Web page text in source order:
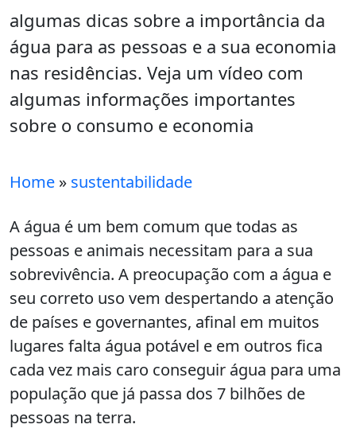
algumas dicas sobre a importância da
água para as pessoas e a sua economia
nas residências. Veja um vídeo com
algumas informações importantes
sobre o consumo e economia
Home » sustentabilidade
A água é um bem comum que todas as
pessoas e animais necessitam para a sua
sobrevivência. A preocupação com a água e
seu correto uso vem despertando a atenção
de países e governantes, afinal em muitos
lugares falta água potável e em outros fica
cada vez mais caro conseguir água para uma
população que já passa dos 7 bilhões de
pessoas na terra.